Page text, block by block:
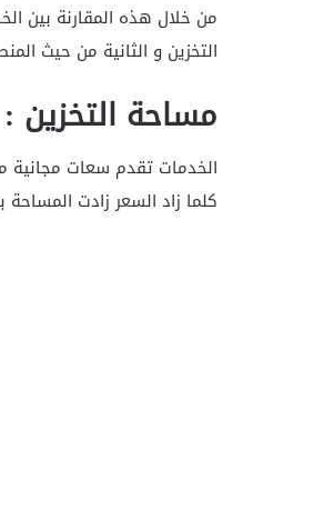
من خلال هذه المقارنة بين
التخزين و الثانية من حيث
مساحة التخزين :
الخدمات تقدم سعات مجانية
كلما زاد السعر زادت